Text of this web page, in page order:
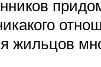
жильцов